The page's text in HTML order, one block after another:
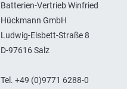
Batterien-Vertrieb Winfried
Hückmann GmbH
Ludwig-Elsbett-Straße 8
D-97616 Salz
Tel. +49 (0)9771 6288-0